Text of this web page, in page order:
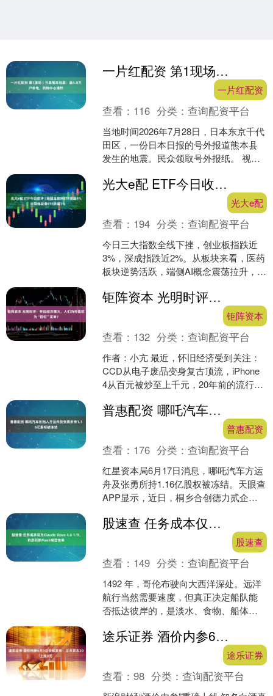
一片红配资 第1现场｜日本熊本地震：超4.8万户停电，购物中心爆炸
一片红配资
查看： 116 分类：查询配资平台
当地时间2026年7月28日，日本东京千代
田区，一份日本日报的号外报道熊本县
发生的地震。民众领取号外报纸。 视觉
等官方媒体....
光大e配 ETF今日收评 | 港股互联网ETF涨超4%，半导体设备ETF跌超7%
光大e配
查看： 194 分类：查询配资平台
今日三大指数全线下挫，创业板指跌近
3%，深成指跌近2%。从板块来看，医药
板块逆势活跃，端侧AI概念震荡拉升，影
跃；下跌方面，....
钜阵资本 光明时评：怀旧经济爆火，人们为何喜欢为“回忆”买单？
钜阵资本
查看： 132 分类：查询配资平台
作者：小亢 最近，怀旧经济受到关注：
CCD从电子废品变身复古顶流，iPhone
4从百元被炒至上千元，20年前的流行音
Y2K妆....
普惠配资 哪吒汽车创始人方运舟及张勇所持1.16亿股权被冻结
普惠配资
查看： 176 分类：查询配资平台
红星资本局6月17日消息，哪吒汽车方运
舟及张勇所持1.16亿股权被冻结。天眼查
APP显示，近日，桐乡合创德力贰企业
则股权冻结信....
股速查 任务成本仅为Claude Opus 4.6 1/9，阶跃刷新Flash模型效率
股速查
查看： 149 分类：查询配资平台
1492 年，哥伦布驶向大西洋深处。远洋
航行当然需要速度，但真正决定船队能
否抵达彼岸的，是淡水、食物、船体、
洋贸易的，正是这种....
途乐证券 酒价内参6月3日价格发布：古井贡古20上涨3元
途乐证券
查看：98 分类：查询配资平台